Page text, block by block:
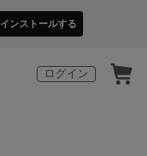
インストールする
ログイン